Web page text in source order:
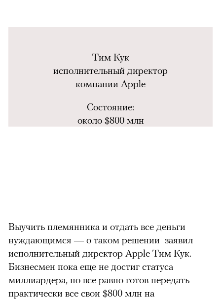
Тим Кук
исполнительный директор
компании Apple
Состояние:
около $800 млн
Выучить племянника и отдать все деньги
нуждающимся — о таком решении заявил
исполнительный директор Apple Тим Кук.
Бизнесмен пока еще не достиг статуса
миллиардера, но все равно готов передать
практически все свои $800 млн на